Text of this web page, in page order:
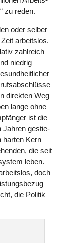
zu reden.
oder selber
arbeits­los.
zahl­reich
niedrig
direkten Weg
lange ohne
ist die
Jahren gestie­
harten Kern
die seit
leben.
doch
die Politik